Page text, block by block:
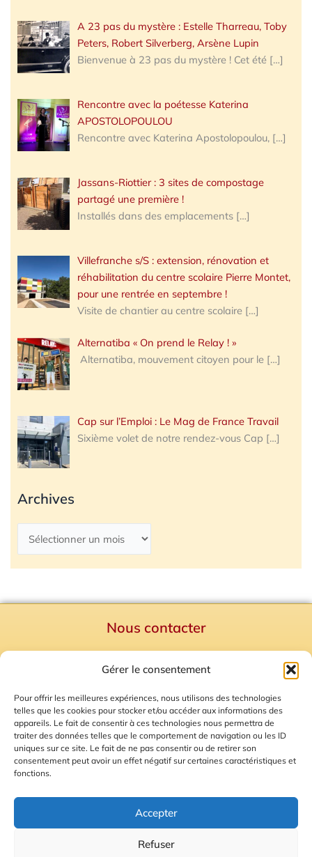
Gérer le consentement
Pour offrir les meilleures expériences, nous utilisons des technologies
telles que les cookies pour stocker et/ou accéder aux informations des
appareils. Le fait de consentir à ces technologies nous permettra de
traiter des données telles que le comportement de navigation ou les ID
uniques sur ce site. Le fait de ne pas consentir ou de retirer son
consentement peut avoir un effet négatif sur certaines caractéristiques et
fonctions.
Accepter
Refuser
A 23 pas du mystère : Estelle Tharreau, Toby
Peters, Robert Silverberg, Arsène Lupin
Bienvenue à 23 pas du mystère ! Cet été […]
Rencontre avec la poétesse Katerina
APOSTOLOPOULOU
Rencontre avec Katerina Apostolopoulou, […]
Jassans-Riottier : 3 sites de compostage
partagé une première !
Installés dans des emplacements […]
Villefranche s/S : extension, rénovation et
réhabilitation du centre scolaire Pierre Montet,
pour une rentrée en septembre !
Visite de chantier au centre scolaire […]
Alternatiba « On prend le Relay ! »
Alternatiba, mouvement citoyen pour le […]
Cap sur l’Emploi : Le Mag de France Travail
Sixième volet de notre rendez-vous Cap […]
Archives
Nous contacter
Mentions Légales
Plan du site
Gestion des Cookies